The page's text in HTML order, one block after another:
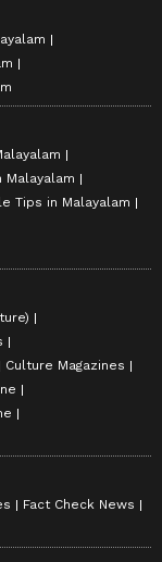
Malayalam
Tips in Malayalam
Culture Magazines
Fact Check News